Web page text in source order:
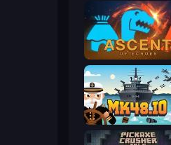
Ascent of Echoes
Mk48.io